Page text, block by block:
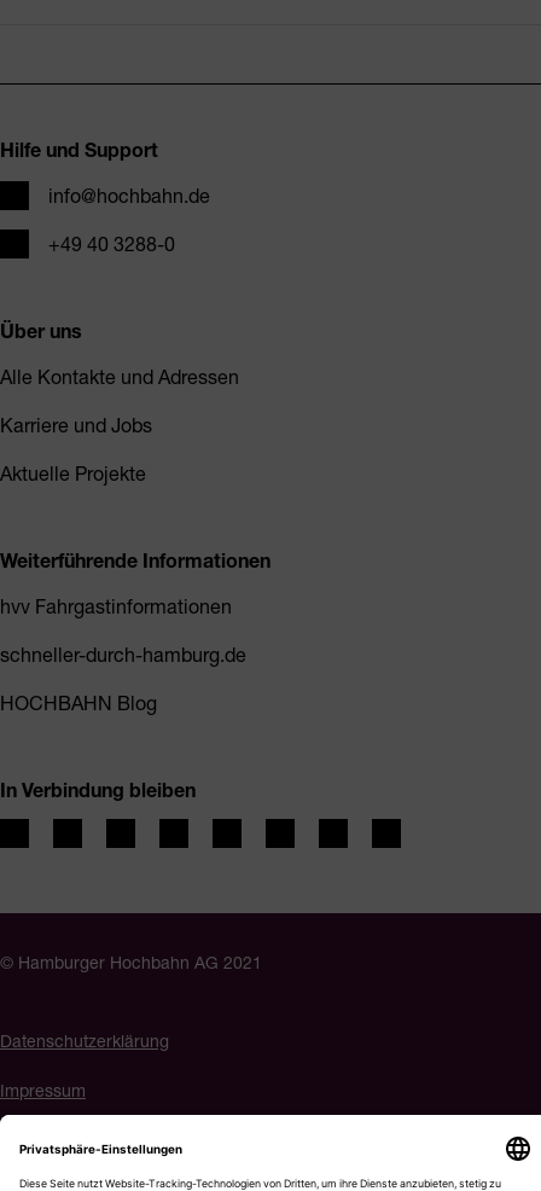
Hilfe und Support
E-Mailinfo@hochbahn.de
Telefon+49 40 3288-0
Über uns
Alle Kontakte und Adressen
Karriere und Jobs
Aktuelle Projekte
Weiterführende Informationen
hvv Fahrgastinformationen
schneller-durch-hamburg.de
HOCHBAHN Blog
In Verbindung bleiben
© Hamburger Hochbahn AG 2021
Datenschutzerklärung
Impressum
Barrierefreiheit